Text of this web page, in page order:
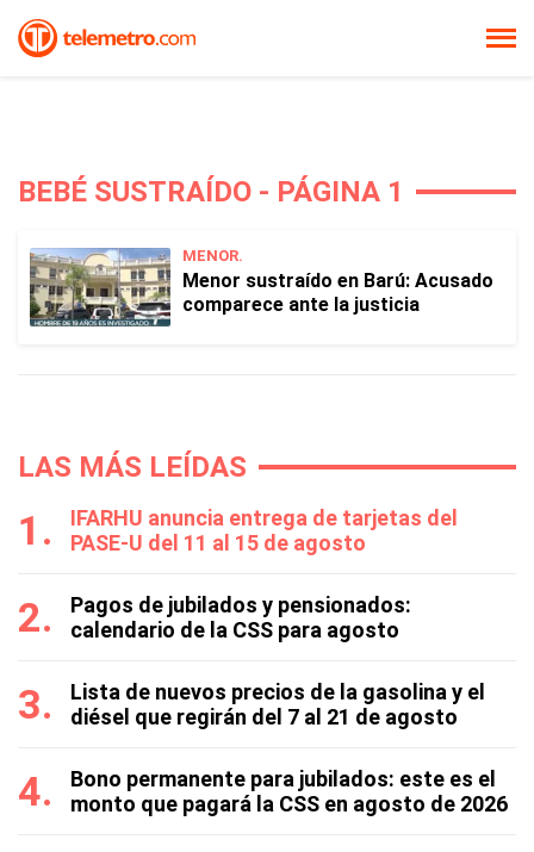
BEBÉ SUSTRAÍDO - PÁGINA 1
MENOR.
Menor sustraído en Barú: Acusado
comparece ante la justicia
LAS MÁS LEÍDAS
IFARHU anuncia entrega de tarjetas del
PASE-U del 11 al 15 de agosto
Pagos de jubilados y pensionados:
calendario de la CSS para agosto
Lista de nuevos precios de la gasolina y el
diésel que regirán del 7 al 21 de agosto
Bono permanente para jubilados: este es el
monto que pagará la CSS en agosto de 2026